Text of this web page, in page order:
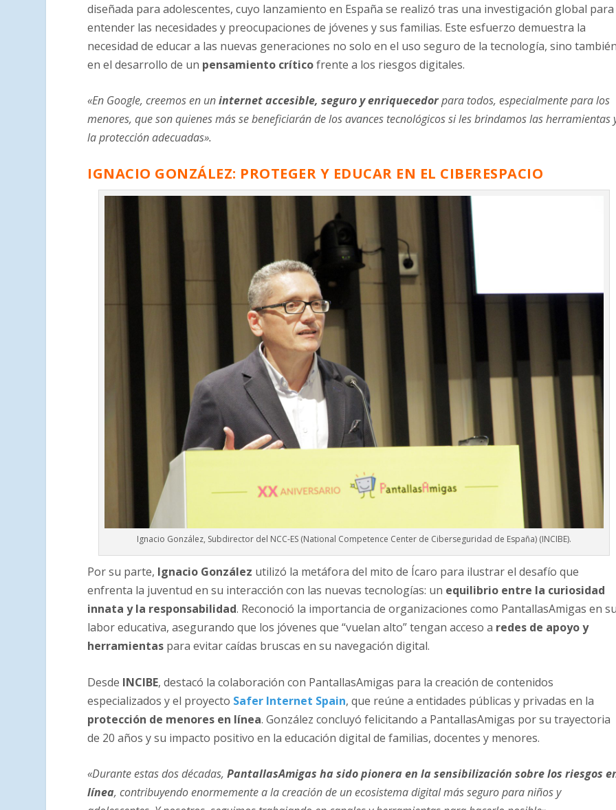
diseñada para adolescentes, cuyo lanzamiento en España se realizó tras una investigación global para
entender las necesidades y preocupaciones de jóvenes y sus familias. Este esfuerzo demuestra la
necesidad de educar a las nuevas generaciones no solo en el uso seguro de la tecnología, sino
en el desarrollo de un pensamiento críticofrente a los riesgos digitales.
«En Google, creemos en uninternet accesible, seguro y enriquecedorpara todos, especialmente para los
menores, que son quienes más se beneficiarán de los avances tecnológicos si les brindamos las herramientas
la protección adecuadas».
IGNACIO GONZÁLEZ: PROTEGER Y EDUCAR EN EL CIBERESPACIO
Ignacio González, Subdirector del NCC-ES (National Competence Center de Ciberseguridad de España) (INCIBE).
Por su parte, Ignacio González utilizó la metáfora del mito de Ícaro para ilustrar el desafío que
enfrenta la juventud en su interacción con las nuevas tecnologías: un equilibrio entre la curiosidad
innata y la responsabilidad. Reconoció la importancia de organizaciones como PantallasAmigas en
labor educativa, asegurando que los jóvenes que “vuelan alto” tengan acceso a redes de apoyo y
herramientas para evitar caídas bruscas en su navegación digital.
Desde INCIBE, destacó la colaboración con PantallasAmigas para la creación de contenidos
especializados y el proyecto Safer Internet Spain, que reúne a entidades públicas y privadas en la
protección de menores en línea. González concluyó felicitando a PantallasAmigas por su trayectoria
de 20 años y su impacto positivo en la educación digital de familias, docentes y menores.
«Durante estas dos décadas,PantallasAmigas ha sido pionera en la sensibilización sobre los riesgos
línea, contribuyendo enormemente a la creación de un ecosistema digital más seguro para niños y